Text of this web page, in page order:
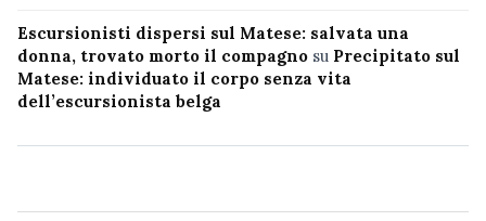
Escursionisti dispersi sul Matese: salvata una
donna, trovato morto il compagno su Precipitato sul
Matese: individuato il corpo senza vita
dell’escursionista belga